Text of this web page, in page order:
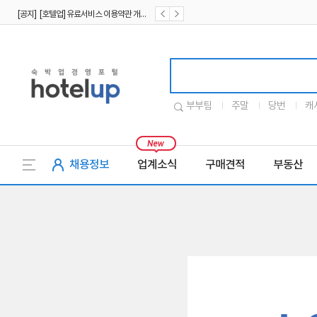
부부팀 주말 당번 캐
채용정보 업계소식 구매견적 부동산